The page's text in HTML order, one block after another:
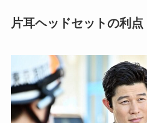
片耳ヘッドセットの利点